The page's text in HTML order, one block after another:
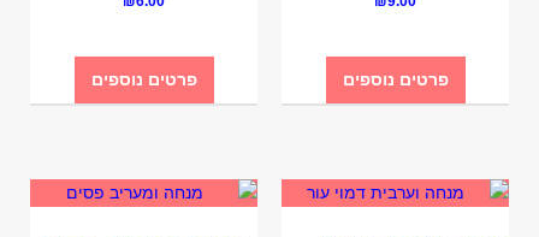
פרטים נוספים פרטים נוספים